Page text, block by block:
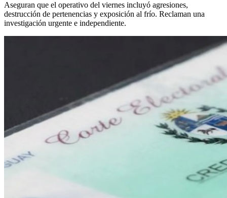
Aseguran que el operativo del viernes incluyó agresiones,
destrucción de pertenencias y exposición al frío. Reclaman una
investigación urgente e independiente.